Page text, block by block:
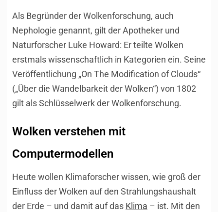
Als Begründer der Wolkenforschung, auch
Nephologie genannt, gilt der Apotheker und
Naturforscher Luke Howard: Er teilte Wolken
erstmals wissenschaftlich in Kategorien ein. Seine
Veröffentlichung „On The Modification of Clouds“
(„Über die Wandelbarkeit der Wolken“) von 1802
gilt als Schlüsselwerk der Wolkenforschung.
Wolken verstehen mit
Computermodellen
Heute wollen Klimaforscher wissen, wie groß der
Einfluss der Wolken auf den Strahlungshaushalt
der Erde – und damit auf das Klima – ist. Mit den